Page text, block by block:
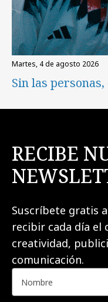
martes, 4 de agosto 2026
Sin las
RECIBE
Suscríbete gratis
recibir cada día el
creatividad,
comunicación.